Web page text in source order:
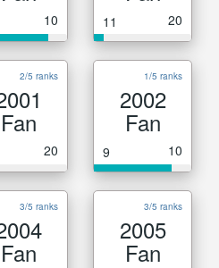
10 11 20
2/5 ranks
Fan
20
1/5 ranks
2002
Fan
9 10
3/5 ranks
Fan
3/5 ranks
2005
Fan